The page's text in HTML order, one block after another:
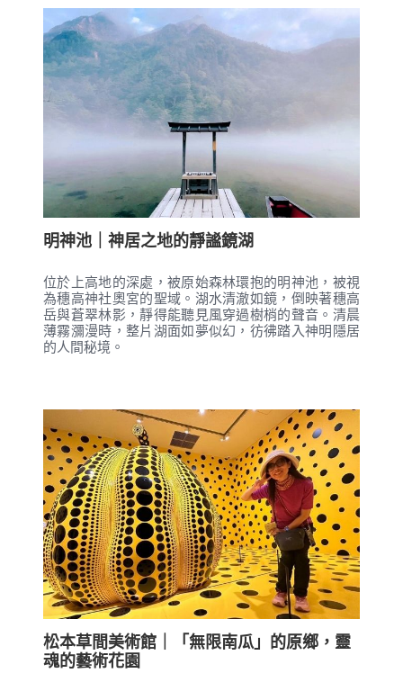
明神池｜神居之地的靜謐鏡湖
位於上高地的深處，被原始森林環抱的明神池，被視
為穗高神社奧宮的聖域。湖水清澈如鏡，倒映著穗高
岳與蒼翠林影，靜得能聽見風穿過樹梢的聲音。清晨
薄霧瀰漫時，整片湖面如夢似幻，彷彿踏入神明隱居
的人間秘境。
松本草間美術館｜「無限南瓜」的原鄉，靈
魂的藝術花園